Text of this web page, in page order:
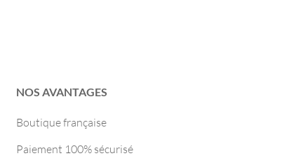
NOS AVANTAGES
Boutique française
Paiement 100% sécurisé